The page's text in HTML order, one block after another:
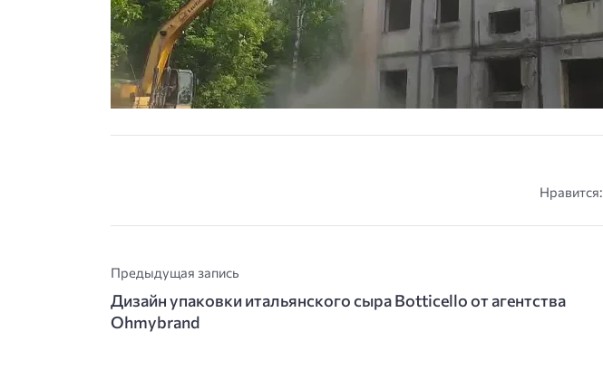
Нравится:
Предыдущая запись
Дизайн упаковки итальянского сыра Botticello от агентства
Ohmybrand